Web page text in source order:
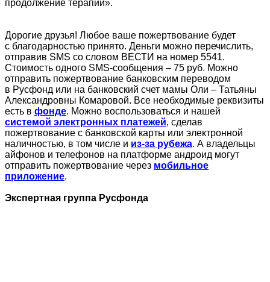
продолжение терапии».
Дорогие друзья! Любое ваше пожертвование будет
с благодарностью принято. Деньги можно перечислить,
отправив SMS со словом ВЕСТИ на номер 5541.
Стоимость одного SMS-сообщения – 75 руб. Можно
отправить пожертвование банковским переводом
в Русфонд или на банковский счет мамы Оли – Татьяны
Александровны Комаровой. Все необходимые реквизиты
есть в фонде. Можно воспользоваться и нашей
системой электронных платежей, сделав
пожертвование с банковской карты или электронной
наличностью, в том числе и из-за рубежа. А владельцы
айфонов и телефонов на платформе андроид могут
отправить пожертвование через мобильное
приложение.
Экспертная группа Русфонда